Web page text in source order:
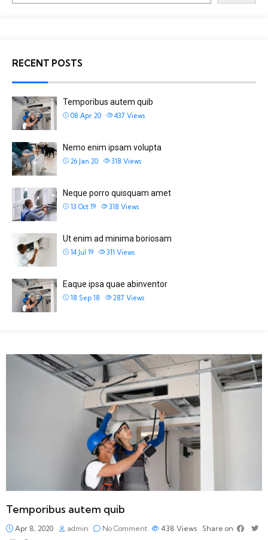
RECENT POSTS
Temporibus autem quib
08 Apr 20 437 Views
Nemo enim ipsam volupta
26 Jan 20 318 Views
Neque porro quisquam amet
13 Oct 19 318 Views
Ut enim ad minima boriosam
14 Jul 19 311 Views
Eaque ipsa quae abinventor
18 Sep 18 287 Views
Temporibus autem quib
Apr 8, 2020 admin No Comment 438 Views Share on